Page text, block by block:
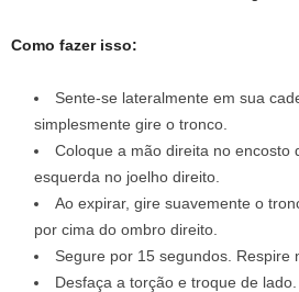
Como fazer isso:
Sente-se lateralmente em sua
simplesmente gire o tronco.
Coloque a mão direita no encosto
esquerda no joelho direito.
Ao expirar, gire suavemente o
por cima do ombro direito.
Segure por 15 segundos. Respire
Desfaça a torção e troque de lado.